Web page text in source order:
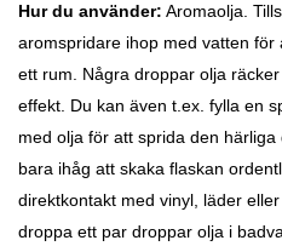
Hur du använder: Aromaolja.
aromspridare ihop med vatten
ett rum. Några droppar olja
effekt. Du kan även t.ex. fylla en
med olja för att sprida den
bara ihåg att skaka flaskan
direktkontakt med vinyl, läder
droppa ett par droppar olja i